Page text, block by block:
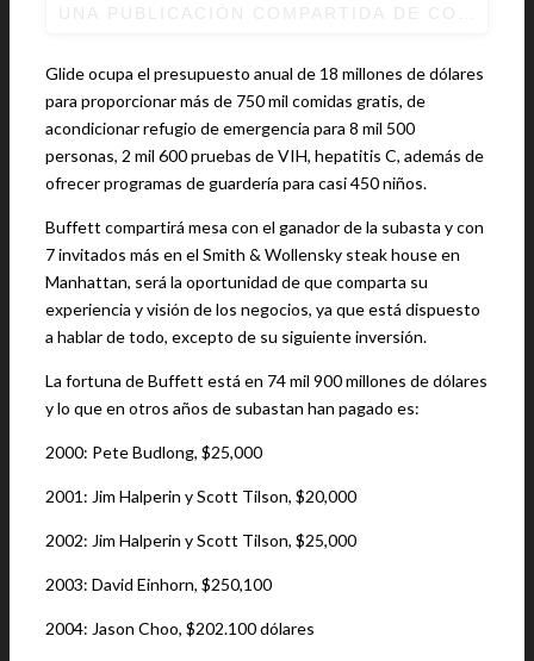
Glide ocupa el presupuesto anual de 18 millones de dólares
para proporcionar más de 750 mil comidas gratis, de
acondicionar refugio de emergencia para 8 mil 500
personas, 2 mil 600 pruebas de VIH, hepatitis C, además de
ofrecer programas de guardería para casi 450 niños.
Buffett compartirá mesa con el ganador de la subasta y con
7 invitados más en el Smith & Wollensky steak house en
Manhattan, será la oportunidad de que comparta su
experiencia y visión de los negocios, ya que está dispuesto
a hablar de todo, excepto de su siguiente inversión.
La fortuna de Buffett está en 74 mil 900 millones de dólares
y lo que en otros años de subastan han pagado es:
2000: Pete Budlong, $25,000
2001: Jim Halperin y Scott Tilson, $20,000
2002: Jim Halperin y Scott Tilson, $25,000
2003: David Einhorn, $250,100
2004: Jason Choo, $202.100 dólares